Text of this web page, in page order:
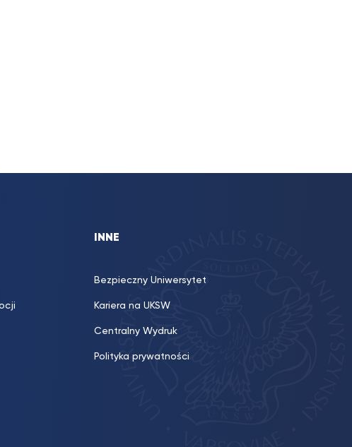
INNE
Bezpieczny Uniwersytet
Kariera na UKSW
Centralny Wydruk
Polityka prywatności